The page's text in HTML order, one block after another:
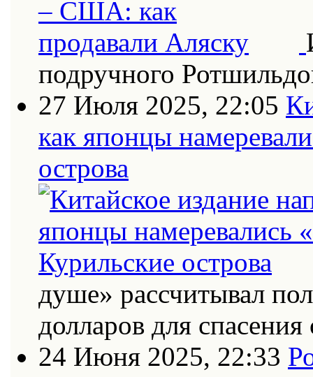
подручного
27 Июля 2025, 22:05
как японцы
острова
душе» рассчитывал
долларов для спасения
24 Июня 2025, 22:33